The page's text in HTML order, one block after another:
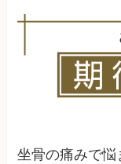
筋肉を整える
ない範囲で行
もとで適切な
坐骨の痛みで悩